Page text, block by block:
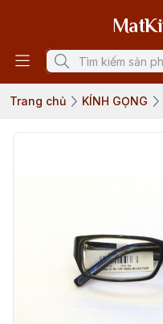
Trang chủ KÍNH GỌNG